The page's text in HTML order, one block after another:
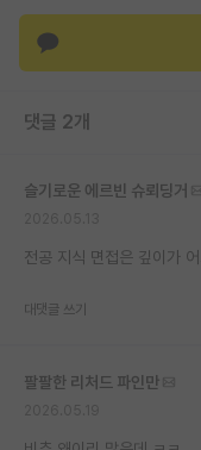
댓글 2개
슬기로운 에르빈 슈뢰딩거
전공 지식 면접은 깊이가
대댓글 쓰기
팔팔한 리처드 파인만